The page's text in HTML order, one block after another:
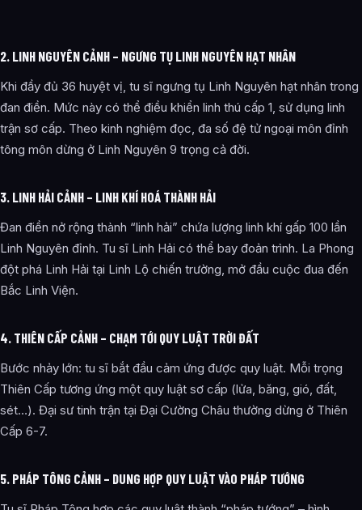
2. LINH NGUYÊN CẢNH – NGƯNG TỤ LINH NGUYÊN HẠT NHÂN
Khi đầy đủ 36 huyệt vị, tu sĩ ngưng tụ Linh Nguyên hạt nhân trong
đan điền. Mức này có thể điều khiển linh thú cấp 1, sử dụng linh
trận sơ cấp. Theo kinh nghiệm đọc, đa số đệ tử ngoại môn đỉnh
tông môn dừng ở Linh Nguyên 9 trọng cả đời.
3. LINH HẢI CẢNH – LINH KHÍ HOÁ THÀNH HẢI
Đan điền nở rộng thành “linh hải” chứa lượng linh khí gấp 100 lần
Linh Nguyên đỉnh. Tu sĩ Linh Hải có thể bay đoản trình. La Phong
đột phá Linh Hải tại Linh Lộ chiến trường, mở đầu cuộc đua đến
Bắc Linh Viện.
4. THIÊN CẤP CẢNH – CHẠM TỚI QUY LUẬT TRỜI ĐẤT
Bước nhảy lớn: tu sĩ bắt đầu cảm ứng được quy luật. Mỗi trọng
Thiên Cấp tương ứng một quy luật sơ cấp (lửa, băng, gió, đất,
sét…). Đại sư tinh trận tại Đại Cường Châu thường dừng ở Thiên
Cấp 6-7.
5. PHÁP TÔNG CẢNH – DUNG HỢP QUY LUẬT VÀO PHÁP TƯỚNG